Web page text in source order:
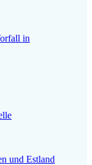
in
und Estland